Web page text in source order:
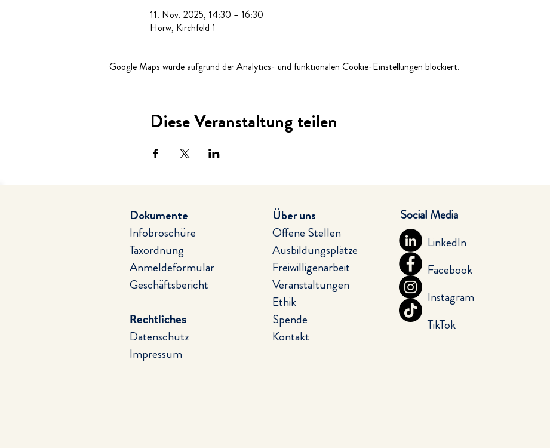
11. Nov. 2025, 14:30 – 16:30
Horw, Kirchfeld 1
Google Maps wurde aufgrund der Analytics- und funktionalen Cookie-Einstellungen blockiert.
Diese Veranstaltung teilen
Dokumente
Infobroschüre
Taxordnung
Anmeldeformular
Geschäftsbericht
Rechtliches
Datenschutz
Impressum
Über uns
Offene Stellen
Ausbildungsplätze
Freiwilligenarbeit
Veranstaltungen
Ethik
Spende
Kontakt
LinkedIn
Facebook
Instagram
TikTok
Social Media